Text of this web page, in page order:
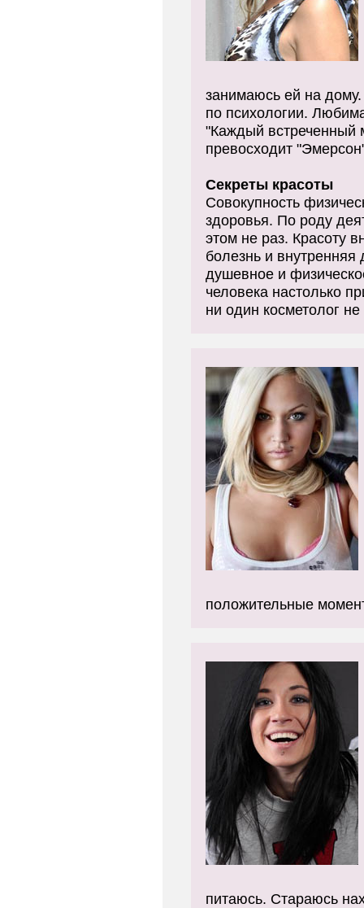
занимаюсь ей на
по психологии.
"Каждый встреченный
превосходит
Секреты красоты
Совокупность
здоровья. По роду
этом не раз. Красоту
болезнь и внутренняя
душевное и
человека настолько
ни один косметолог не
положительные
питаюсь. Стараюсь